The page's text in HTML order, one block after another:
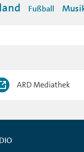
Fußball
ARD Mediathek